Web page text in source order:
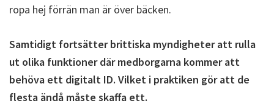
ropa hej förrän man är över bäcken.
Samtidigt fortsätter brittiska myndigheter att rulla
ut olika funktioner där medborgarna kommer att
behöva ett digitalt ID. Vilket i praktiken gör att de
flesta ändå måste skaffa ett.